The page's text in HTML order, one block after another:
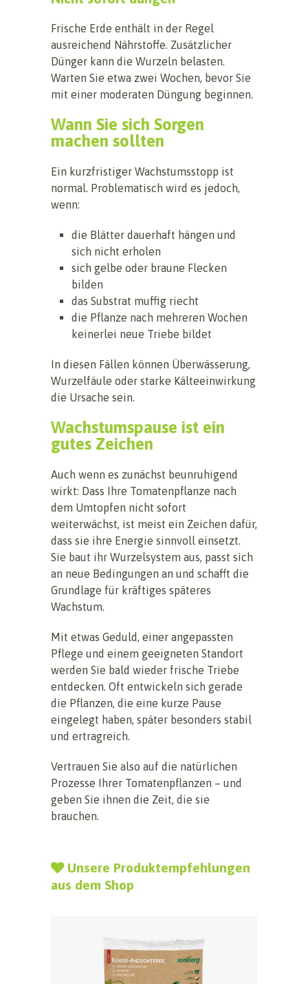
Frische Erde enthält in der Regel
ausreichend Nährstoffe. Zusätzlicher
Dünger kann die Wurzeln belasten.
Warten Sie etwa zwei Wochen, bevor Sie
mit einer moderaten Düngung beginnen.
Wann Sie sich Sorgen
machen sollten
Ein kurzfristiger Wachstumsstopp ist
normal. Problematisch wird es jedoch,
wenn:
die Blätter dauerhaft hängen und
sich nicht erholen
sich gelbe oder braune Flecken
bilden
das Substrat muffig riecht
die Pflanze nach mehreren Wochen
keinerlei neue Triebe bildet
In diesen Fällen können Überwässerung,
Wurzelfäule oder starke Kälteeinwirkung
die Ursache sein.
Wachstumspause ist ein
gutes Zeichen
Auch wenn es zunächst beunruhigend
wirkt: Dass Ihre Tomatenpflanze nach
dem Umtopfen nicht sofort
weiterwächst, ist meist ein Zeichen dafür,
dass sie ihre Energie sinnvoll einsetzt.
Sie baut ihr Wurzelsystem aus, passt sich
an neue Bedingungen an und schafft die
Grundlage für kräftiges späteres
Wachstum.
Mit etwas Geduld, einer angepassten
Pflege und einem geeigneten Standort
werden Sie bald wieder frische Triebe
entdecken. Oft entwickeln sich gerade
die Pflanzen, die eine kurze Pause
eingelegt haben, später besonders stabil
und ertragreich.
Vertrauen Sie also auf die natürlichen
Prozesse Ihrer Tomatenpflanzen – und
geben Sie ihnen die Zeit, die sie
brauchen.
Unsere Produktempfehlungen
aus dem Shop